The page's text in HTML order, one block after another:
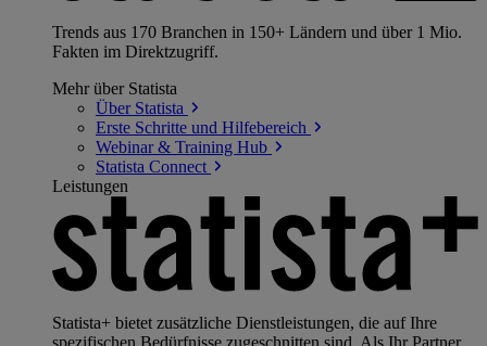
Trends aus 170 Branchen in 150+ Ländern und über 1 Mio.
Fakten im Direktzugriff.
Mehr über Statista
Über Statista
Erste Schritte und Hilfebereich
Webinar & Training Hub
Statista Connect
Leistungen
Statista+ bietet zusätzliche Dienstleistungen, die auf Ihre
spezifischen Bedürfnisse zugeschnitten sind. Als Ihr Partner